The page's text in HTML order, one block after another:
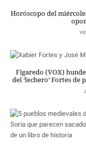
Horóscopo del
Figaredo (VOX)
del ‘lechero’ Fortes